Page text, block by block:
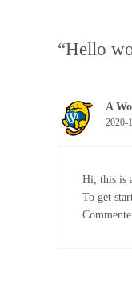
“Hello
A
2020-
Hi, this is
To get